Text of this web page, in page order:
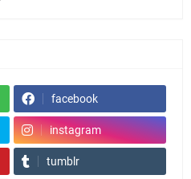
facebook
instagram
tumblr